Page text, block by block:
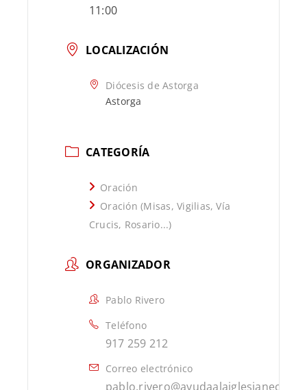
11:00
LOCALIZACIÓN
Diócesis de Astorga
Astorga
CATEGORÍA
Oración
Oración (Misas, Vigilias, Vía
Crucis, Rosario...)
ORGANIZADOR
Pablo Rivero
Teléfono
917 259 212
Correo electrónico